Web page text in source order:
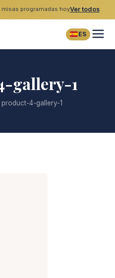
misas programadas hoyVer todos
ES
gallery-1
product-4-gallery-1